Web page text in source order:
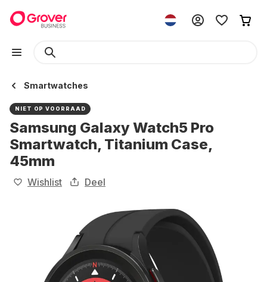
Smartwatches
NIET OP VOORRAAD
Samsung Galaxy Watch5 Pro
Smartwatch, Titanium Case,
45mm
Wishlist Deel